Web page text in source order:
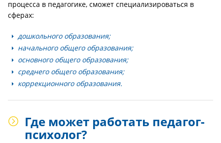
процесса в педагогике, сможет специализироваться в
сферах:
дошкольного образования;
начального общего образования;
основного общего образования;
среднего общего образования;
коррекционного образования.
Где может работать педагог-
психолог?